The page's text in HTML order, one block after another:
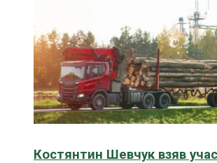
Костянтин Шевчук взяв